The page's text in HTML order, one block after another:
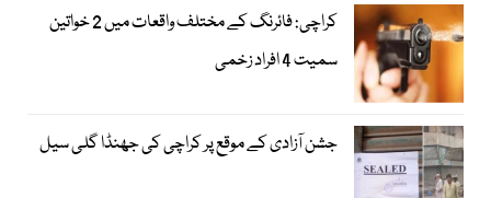
کراچی: فائرنگ کے مختلف واقعات میں 2 خواتین
سمیت 4 افراد زخمی
جشن آزادی کے موقع پر کراچی کی جھنڈا گلی سیل